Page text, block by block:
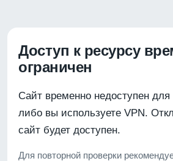
Доступ к ресурсу
ограничен
Сайт временно недоступен для
либо вы используете VPN.
сайт будет доступен.
Для повторной проверки